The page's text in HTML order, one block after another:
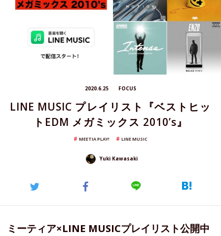
2020.6.25 FOCUS
LINE MUSIC プレイリスト『ベストヒッ
トEDM メガミックス 2010’s』
MEETIA PLAY! LINE MUSIC
Yuki Kawasaki
ミーティア×LINE MUSICプレイリスト公開中